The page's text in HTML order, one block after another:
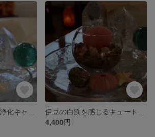
4,400円